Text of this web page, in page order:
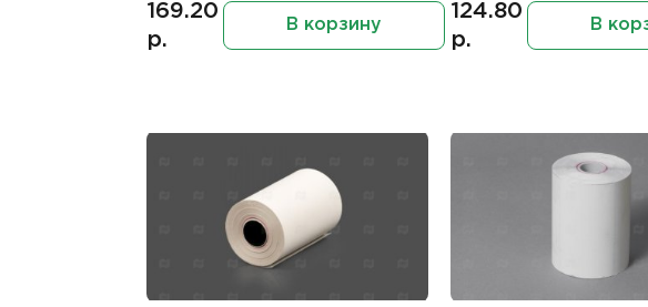
169.20
р.
В корзину
124.80
р.
В